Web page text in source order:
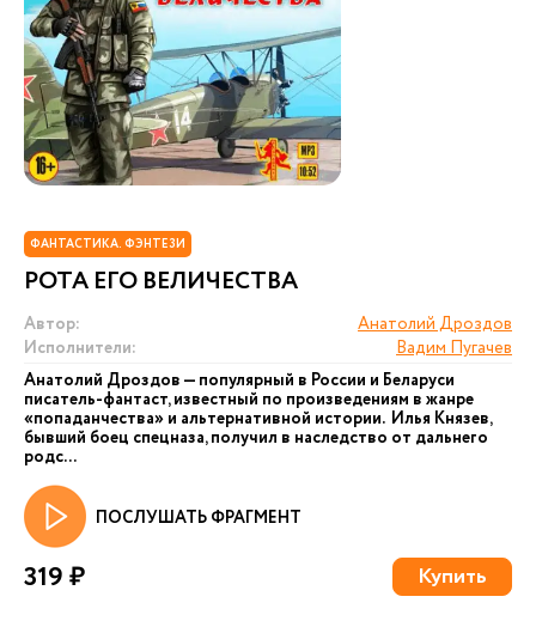
ФАНТАСТИКА. ФЭНТЕЗИ
РОТА ЕГО ВЕЛИЧЕСТВА
Автор:
Анатолий Дроздов
Исполнители:
Вадим Пугачев
Анатолий Дроздов — популярный в России и Беларуси
писатель-фантаст, известный по произведениям в жанре
«попаданчества» и альтернативной истории. Илья Князев,
бывший боец спецназа, получил в наследство от дальнего
родс...
ПОСЛУШАТЬ ФРАГМЕНТ
319 ₽ Купить